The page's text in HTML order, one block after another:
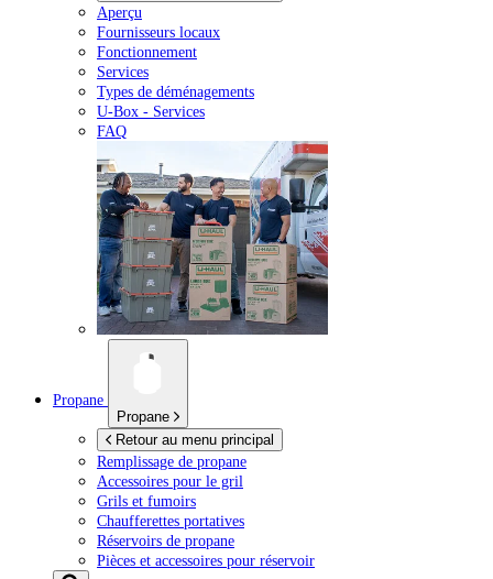
Aperçu
Fournisseurs locaux
Fonctionnement
Services
Types de déménagements
U-Box - Services
FAQ
Propane
Propane
Retour au menu principal
Remplissage de propane
Accessoires pour le gril
Grils et fumoirs
Chaufferettes portatives
Réservoirs de propane
Pièces et accessoires pour réservoir